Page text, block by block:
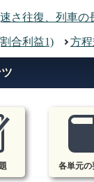
さ往復、列車の
合利益1) 方
各単元の